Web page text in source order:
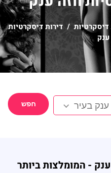
דיסקרטיות / דירות דיסקרטיות
בעיר חפש
- המומלצות ביותר